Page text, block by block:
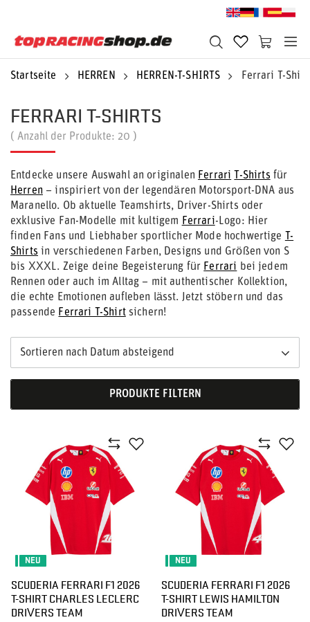
Startseite HERREN HERREN-T-SHIRTS Ferrari T-
FERRARI T-SHIRTS
( Anzahl der Produkte: 20 )
Entdecke unsere Auswahl an originalen Ferrari T-Shirts für
Herren – inspiriert von der legendären Motorsport-DNA aus
Maranello. Ob aktuelle Teamshirts, Driver-Shirts oder
exklusive Fan-Modelle mit kultigem Ferrari-Logo: Hier
finden Fans und Liebhaber sportlicher Mode hochwertige T-
Shirts in verschiedenen Farben, Designs und Größen von S
bis XXXL. Zeige deine Begeisterung für Ferrari bei jedem
Rennen oder auch im Alltag – mit authentischer Kollektion,
die echte Emotionen aufleben lässt. Jetzt stöbern und das
passende Ferrari T-Shirtsichern!
Sortieren nach Datum absteigend
PRODUKTE FILTERN
NEU
SCUDERIA FERRARI F1 2026
T-SHIRT CHARLES LECLERC
DRIVERS TEAM
NEU
SCUDERIA FERRARI F1 2026
T-SHIRT LEWIS HAMILTON
DRIVERS TEAM